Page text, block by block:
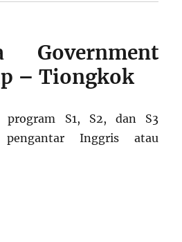
– Tiongkok
program S1, S2, dan S3
pengantar Inggris atau